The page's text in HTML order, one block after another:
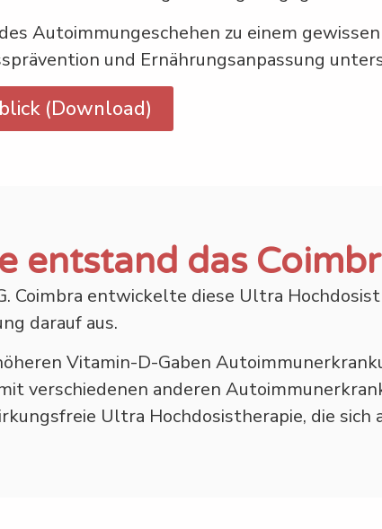
Autoimmungeschehen zu einem
und Ernährungsanpassung
(Download)
entstand das
Coimbra entwickelte diese Ultra
darauf aus.
Vitamin-D-Gaben
verschiedenen anderen
Ultra Hochdosistherapie, die sich